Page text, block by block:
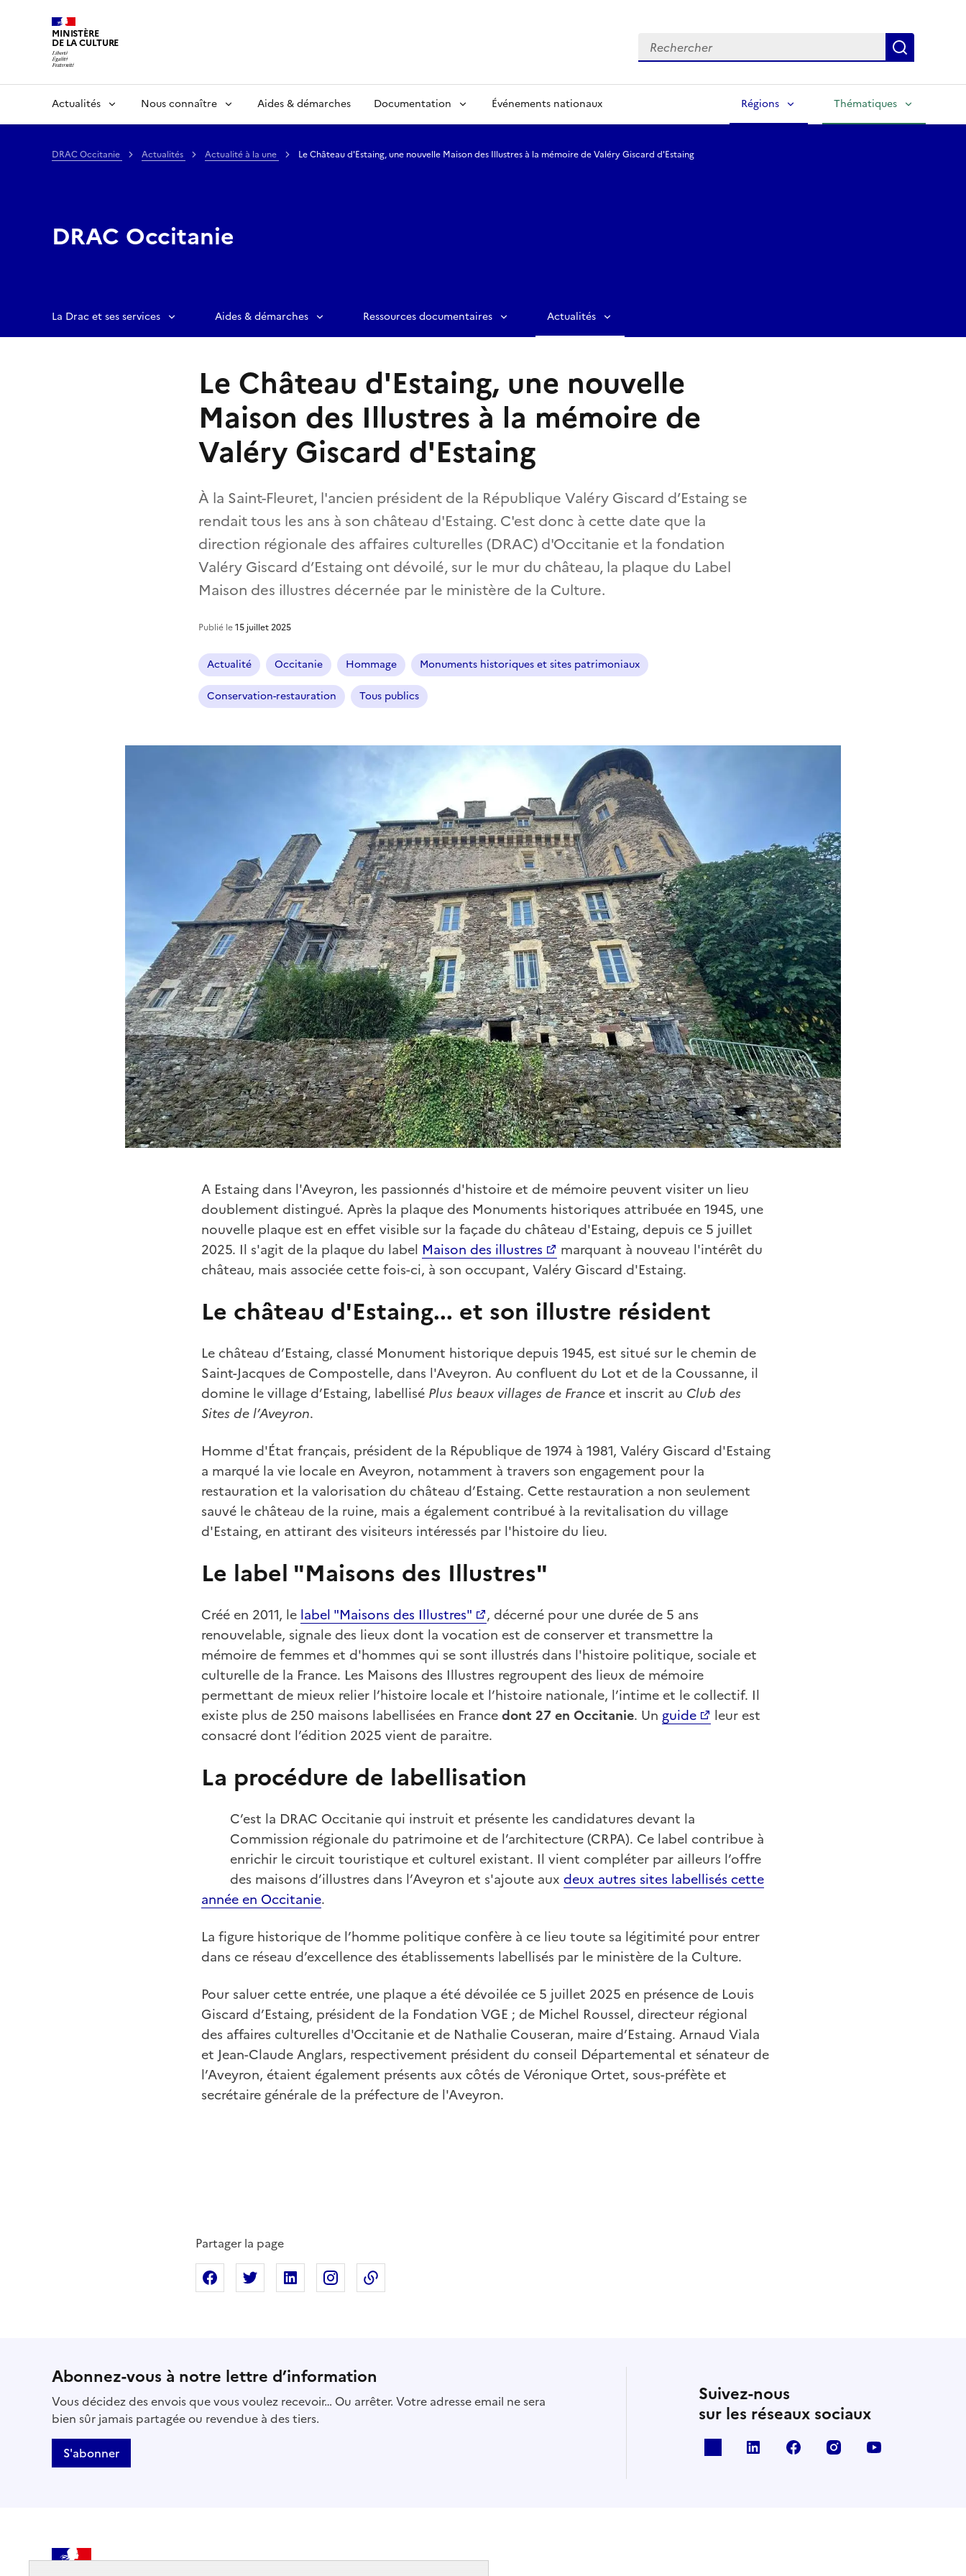
MINISTÈRE
DE LA CULTURE Rechercher
Actualités Nous connaître Aides & démarches Documentation Événements nationaux Régions Thématiques
DRAC Occitanie Actualités Actualité à la une Le Château d'Estaing, une nouvelle Maison des Illustres à la mémoire de Valéry Giscard d'Estaing
DRAC Occitanie
La Drac et ses services Aides & démarches Ressources documentaires Actualités
Le Château d'Estaing, une nouvelle
Maison des Illustres à la mémoire de
Valéry Giscard d'Estaing
À la Saint-Fleuret, l'ancien président de la République Valéry Giscard d’Estaing se
rendait tous les ans à son château d'Estaing. C'est donc à cette date que la
direction régionale des affaires culturelles (DRAC) d'Occitanie et la fondation
Valéry Giscard d’Estaing ont dévoilé, sur le mur du château, la plaque du Label
Maison des illustres décernée par le ministère de la Culture.
Publié le15 juillet 2025
Actualité Occitanie Hommage Monuments historiques et sites patrimoniaux
Conservation-restauration Tous publics
A Estaing dans l'Aveyron, les passionnés d'histoire et de mémoire peuvent visiter un lieu
doublement distingué. Après la plaque des Monuments historiques attribuée en 1945, une
nouvelle plaque est en effet visible sur la façade du château d'Estaing, depuis ce 5 juillet
2025. Il s'agit de la plaque du label Maison des illustres
marquant à nouveau l'intérêt du
château, mais associée cette fois-ci, à son occupant, Valéry Giscard d'Estaing.
Le château d'Estaing... et son illustre résident
Le château d’Estaing, classé Monument historique depuis 1945, est situé sur le chemin de
Saint-Jacques de Compostelle, dans l'Aveyron. Au confluent du Lot et de la Coussanne, il
domine le village d’Estaing, labellisé Plus beaux villages de France et inscrit au Club des
Sites de l’Aveyron.
Homme d'État français, président de la République de 1974 à 1981, Valéry Giscard d'Estaing
a marqué la vie locale en Aveyron, notamment à travers son engagement pour la
restauration et la valorisation du château d’Estaing. Cette restauration a non seulement
sauvé le château de la ruine, mais a également contribué à la revitalisation du village
d'Estaing, en attirant des visiteurs intéressés par l'histoire du lieu.
Le label "Maisons des Illustres"
Créé en 2011, le label "Maisons des Illustres"
, décerné pour une durée de 5 ans
renouvelable, signale des lieux dont la vocation est de conserver et transmettre la
mémoire de femmes et d'hommes qui se sont illustrés dans l'histoire politique, sociale et
culturelle de la France. Les Maisons des Illustres regroupent des lieux de mémoire
permettant de mieux relier l’histoire locale et l’histoire nationale, l’intime et le collectif. Il
existe plus de 250 maisons labellisées en Francedont 27 en Occitanie. Un guide
leur est
consacré dont l’édition 2025 vient de paraitre.
La procédure de labellisation
C’est la DRAC Occitanie qui instruit et présente les candidatures devant la
Commission régionale du patrimoine et de l’architecture (CRPA). Ce label contribue à
enrichir le circuit touristique et culturel existant. Il vient compléter par ailleurs l’offre
des maisons d’illustres dans l’Aveyron et s'ajoute aux deux autres sites labellisés cette
année en Occitanie.
La figure historique de l’homme politique confère à ce lieu toute sa légitimité pour entrer
dans ce réseau d’excellence des établissements labellisés par le ministère de la Culture.
Pour saluer cette entrée, une plaque a été dévoilée ce 5 juillet 2025 en présence de Louis
Giscard d’Estaing, président de la Fondation VGE ; de Michel Roussel, directeur régional
des affaires culturelles d'Occitanie et de Nathalie Couseran, maire d’Estaing. Arnaud Viala
et Jean-Claude Anglars, respectivement président du conseil Départemental et sénateur de
l’Aveyron, étaient également présents aux côtés de Véronique Ortet, sous-préfète et
secrétaire générale de la préfecture de l'Aveyron.
Partager la page
Partager sur Facebook
Partager sur XPartager sur Linkedin
Partager sur Instagram
Abonnez-vous à notre lettre d’information
Vous décidez des envois que vous voulez recevoir… Ou arrêter. Votre adresse email ne sera
bien sûr jamais partagée ou revendue à des tiers.
S'abonner
Suivez-nous
sur les réseaux sociaux
linkedin facebook instagram